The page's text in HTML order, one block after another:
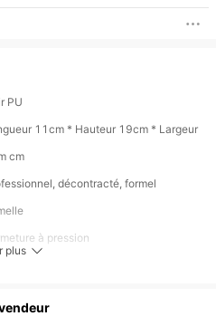
PU
11cm * Hauteur 19cm * Largeur
cm
décontracté, formel
à pression
plus